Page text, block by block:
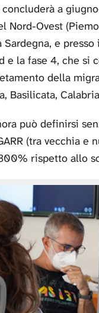
a
Nord-Ovest
e
e la fase 4, che si
della
Basilicata,
può definirsi
(tra vecchia e
rispetto allo